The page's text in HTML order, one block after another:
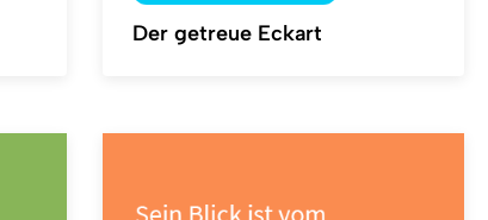
Der getreue Eckart